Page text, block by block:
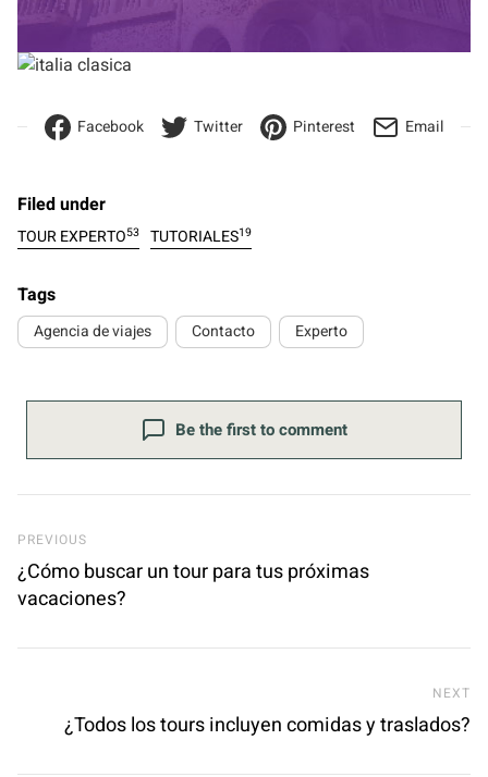
Facebook Twitter Pinterest Email
Filed under
TOUR EXPERTO53 TUTORIALES19
Tags
Agencia de viajes Contacto Experto
Be the first to comment
Previous Post
PREVIOUS
¿Cómo buscar un tour para tus próximas
vacaciones?
NEXT
¿Todos los tours incluyen comidas y traslados?